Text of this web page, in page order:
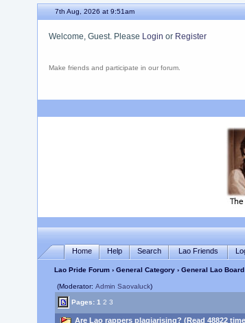
7th Aug, 2026 at 9:51am
Welcome, Guest. Please Login or Register
Make friends and participate in our forum.
Home Help Search Lao Friends
Lao Pride Forum› General Category› General Lao Board
(Moderator: Admin Saovaluck)
Pages: 1 2 3
Are Lao rappers plagiarising? (Read 48822